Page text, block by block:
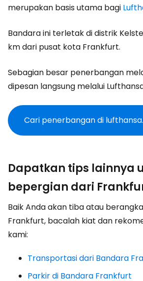
merupakan basis utama bagi
Bandara ini terletak di distrik
km dari pusat kota Frankfurt.
Sebagian besar penerbangan
dipesan langsung melalui
Cari penerbangan di
Dapatkan tips lainnya
bepergian dari
Baik Anda akan tiba atau
Frankfurt, bacalah kiat dan
kami:
Transportasi dari Bandara
Parkir di Bandara Frankfurt